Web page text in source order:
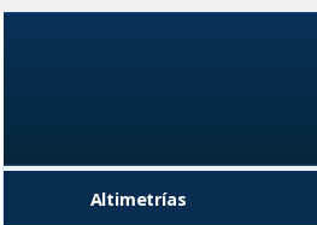
Altimetrías